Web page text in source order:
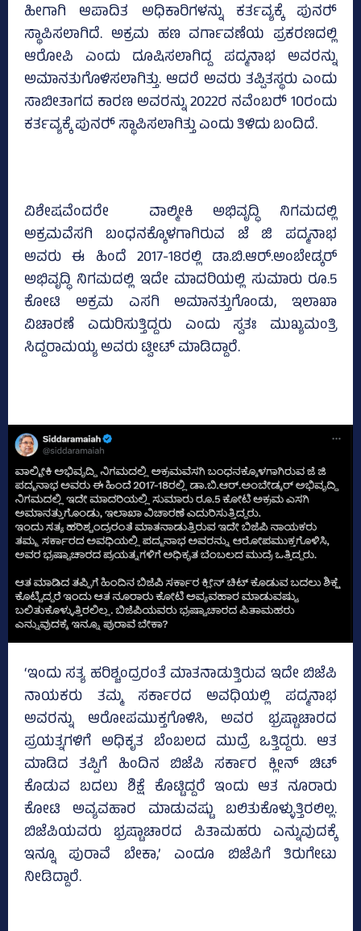
ಹೀಗಾಗಿ ಆಪಾದಿತ ಅಧಿಕಾರಿಗಳನ್ನು ಕರ್ತವ್ಯಕ್ಕೆ ಪುನರ್‍‌
ಸ್ಥಾಪಿಸಲಾಗಿದೆ. ಅಕ್ರಮ ಹಣ ವರ್ಗಾವಣೆಯ ಪ್ರಕರಣದಲ್ಲಿ
ಆರೋಪಿ ಎಂದು ದೂಷಿಸಲಾಗಿದ್ದ ಪದ್ಮನಾಭ ಅವರನ್ನು
ಅಮಾನತುಗೊಳಿಸಲಾಗಿತ್ತು. ಆದರೆ ಅವರು ತಪ್ಪಿತಸ್ಥರು ಎಂದು
ಸಾಬೀತಾಗದ ಕಾರಣ ಅವರನ್ನು 2022ರ ನವೆಂಬರ್‍‌ 10ರಂದು
ಕರ್ತವ್ಯಕ್ಕೆ ಪುನರ್‍‌ ಸ್ಥಾಪಿಸಲಾಗಿತ್ತು ಎಂದು ತಿಳಿದು ಬಂದಿದೆ.
ವಿಶೇಷವೆಂದರೇ ವಾಲ್ಮೀಕಿ ಅಭಿವೃದ್ಧಿ ನಿಗಮದಲ್ಲಿ
ಅಕ್ರಮವೆಸಗಿ ಬಂಧನಕ್ಕೊಳಗಾಗಿರುವ ಜೆ ಜಿ ಪದ್ಮನಾಭ
ಅವರು ಈ ಹಿಂದೆ 2017-18ರಲ್ಲಿ ಡಾ.ಬಿ.ಆರ್.ಅಂಬೇಡ್ಕರ್
ಅಭಿವೃದ್ಧಿ ನಿಗಮದಲ್ಲಿ ಇದೇ ಮಾದರಿಯಲ್ಲಿ ಸುಮಾರು ರೂ.5
ಕೋಟಿ ಅಕ್ರಮ‌ ಎಸಗಿ ಅಮಾನತ್ತುಗೊಂಡು, ಇಲಾಖಾ
ವಿಚಾರಣೆ ಎದುರಿಸುತ್ತಿದ್ದರು ಎಂದು ಸ್ವತಃ ಮುಖ್ಯಮಂತ್ರಿ
ಸಿದ್ದರಾಮಯ್ಯ ಅವರು ಟ್ವೀಟ್‌ ಮಾಡಿದ್ದಾರೆ.
‘ಇಂದು ಸತ್ಯ ಹರಿಶ್ಚಂದ್ರರಂತೆ ಮಾತನಾಡುತ್ತಿರುವ ಇದೇ ಬಿಜೆಪಿ
ನಾಯಕರು ತಮ್ಮ ಸರ್ಕಾರದ ಅವಧಿಯಲ್ಲಿ ಪದ್ಮನಾಭ
ಅವರನ್ನು ಆರೋಪಮುಕ್ತಗೊಳಿಸಿ, ಅವರ ಭ್ರಷ್ಟಾಚಾರದ
ಪ್ರಯತ್ನಗಳಿಗೆ ಅಧಿಕೃತ ಬೆಂಬಲದ ಮುದ್ರೆ ಒತ್ತಿದ್ದರು. ಆತ
ಮಾಡಿದ ತಪ್ಪಿಗೆ ಹಿಂದಿನ ಬಿಜೆಪಿ ಸರ್ಕಾರ ಕ್ಲೀನ್ ಚಿಟ್
ಕೊಡುವ ಬದಲು ಶಿಕ್ಷೆ ಕೊಟ್ಟಿದ್ದರೆ ಇಂದು ಆತ ನೂರಾರು
ಕೋಟಿ ಅವ್ಯವಹಾರ ಮಾಡುವಷ್ಟು ಬಲಿತುಕೊಳ್ಳುತ್ತಿರಲಿಲ್ಲ.
ಬಿಜೆಪಿಯವರು ಭ್ರಷ್ಟಾಚಾರದ ಪಿತಾಮಹರು ಎನ್ನುವುದಕ್ಕೆ
ಇನ್ನೂ ಪುರಾವೆ ಬೇಕಾ,’ ಎಂದೂ ಬಿಜೆಪಿಗೆ ತಿರುಗೇಟು
ನೀಡಿದ್ದಾರೆ.